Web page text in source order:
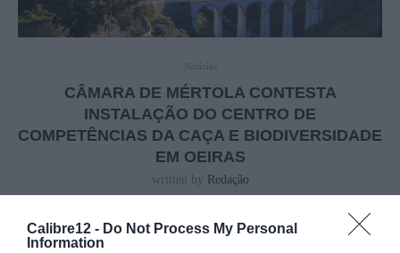
Calibre12 - Do Not Process My Personal
Information
Notícias
CÂMARA DE MÉRTOLA CONTESTA
INSTALAÇÃO DO CENTRO DE
COMPETÊNCIAS DA CAÇA E BIODIVERSIDADE
EM OEIRAS
written by Redação
A Câmara Municipal de Mértola manifestou a sua discordância